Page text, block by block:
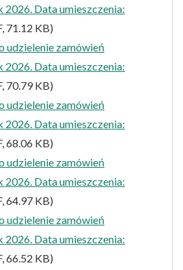
2026. Data umieszczenia:
71.12 KB)
udzielenie zamówień
2026. Data umieszczenia:
70.79 KB)
udzielenie zamówień
2026. Data umieszczenia:
68.06 KB)
udzielenie zamówień
2026. Data umieszczenia:
64.97 KB)
udzielenie zamówień
2026. Data umieszczenia:
66.52 KB)